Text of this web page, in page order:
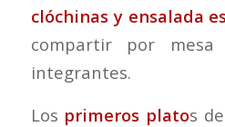
clóchinas y ensalada
compartir por
integrantes.
Los primeros platos